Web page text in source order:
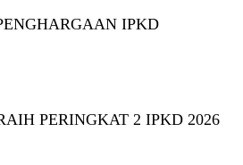
IPKD
PERINGKAT 2 IPKD 2026